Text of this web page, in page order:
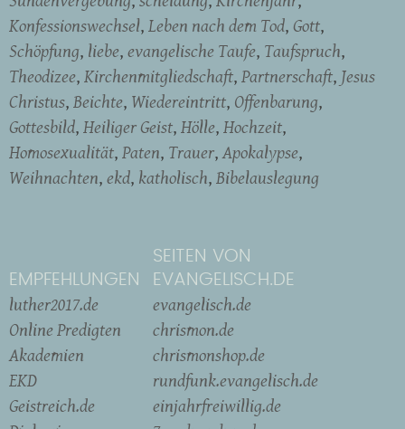
Konfessionswechsel Leben nach dem Tod Gott
Schöpfung liebe evangelische Taufe Taufspruch
Theodizee Kirchenmitgliedschaft Partnerschaft Jesus
Christus Beichte Wiedereintritt Offenbarung
Gottesbild Heiliger Geist Hölle Hochzeit
Homosexualität Paten Trauer Apokalypse
Weihnachten ekd katholisch Bibelauslegung
EMPFEHLUNGEN
luther2017.de
Online Predigten
Akademien
EKD
Geistreich.de
SEITEN VON
EVANGELISCH.DE
evangelisch.de
chrismon.de
chrismonshop.de
rundfunk.evangelisch.de
einjahrfreiwillig.de